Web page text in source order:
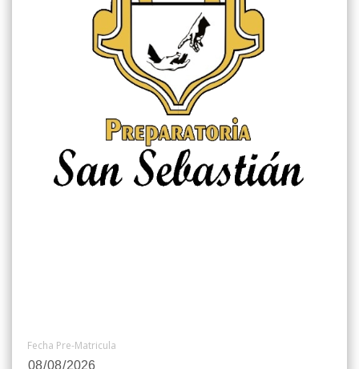
Fecha Pre-Matricula